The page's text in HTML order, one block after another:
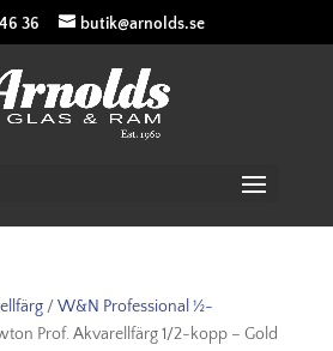
36 butik@arnolds.se
/W&N Professional ½-
Prof. Akvarellfärg 1/2-kopp – Gold